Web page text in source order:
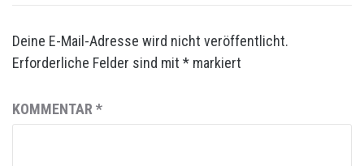
Deine E-Mail-Adresse wird nicht veröffentlicht.
Erforderliche Felder sind mit * markiert
KOMMENTAR *